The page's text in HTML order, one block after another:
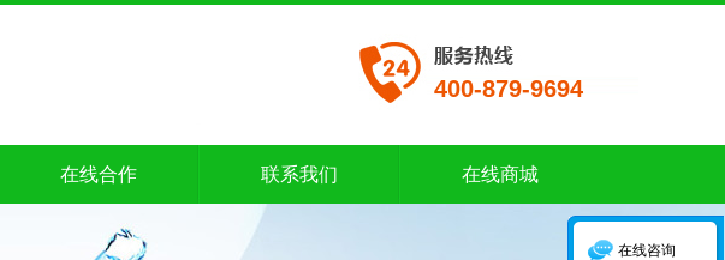
400-879-9694
在线合作 联系我们 在线商城
在线咨询